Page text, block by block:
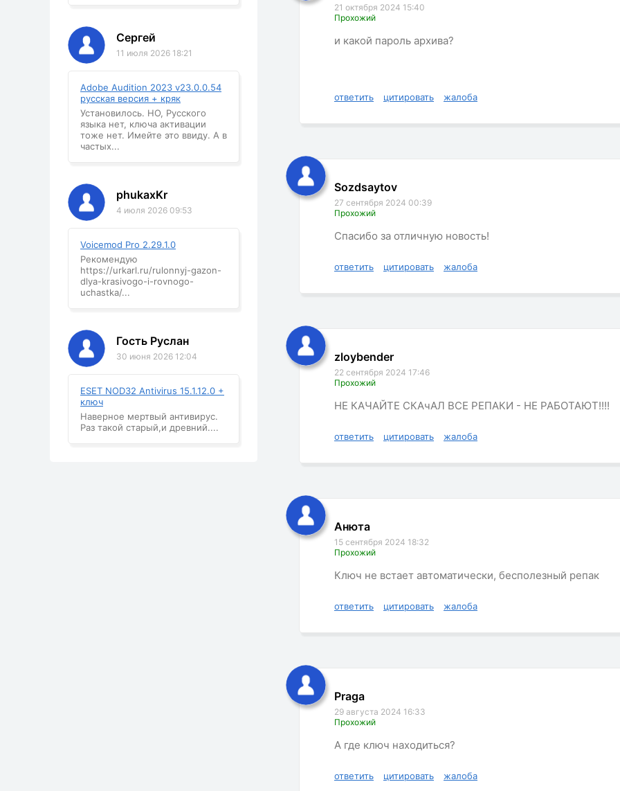
Сергей
11 июля 2026 18:21
Adobe Audition 2023 v23.0.0.54
русская версия + кряк
Установилось. НО, Русского
языка нет, ключа активации
тоже нет. Имейте это ввиду. А в
частых...
phukaxKr
4 июля 2026 09:53
Voicemod Pro 2.29.1.0
Рекомендую
https://urkarl.ru/rulonnyj-gazon-
dlya-krasivogo-i-rovnogo-
uchastka/...
Гость Руслан
30 июня 2026 12:04
ESET NOD32 Antivirus 15.1.12.0 +
ключ
Наверное мертвый антивирус.
Раз такой старый,и древний....
21 октября 2024 15:40
Прохожий
и какой пароль архива?
ответить цитировать жалоба
Sozdsaytov
27 сентября 2024 00:39
Прохожий
Спасибо за отличную новость!
ответить цитировать жалоба
zloybender
22 сентября 2024 17:46
Прохожий
НЕ КАЧАЙТЕ СКАчАЛ ВСЕ РЕПАКИ - НЕ РАБОТАЮТ!!!!
ответить цитировать жалоба
Анюта
15 сентября 2024 18:32
Прохожий
Ключ не встает автоматически, бесполезный репак
ответить цитировать жалоба
Praga
29 августа 2024 16:33
Прохожий
А где ключ находиться?
ответить цитировать жалоба